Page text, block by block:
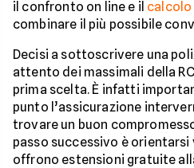
il confronto on line e il
combinare il più possibile
Decisi a sottoscrivere una
attento dei massimali della
prima scelta. È infatti
punto l’assicurazione
trovare un buon
passo successivo è
offrono estensioni gratuite